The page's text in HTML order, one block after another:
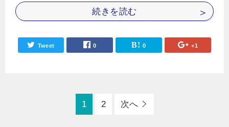
続きを読む
Tweet 0 0 +1
1 2 次へ